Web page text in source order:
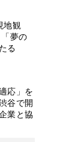
地観
夢の
る
応」を
谷で開
業と協